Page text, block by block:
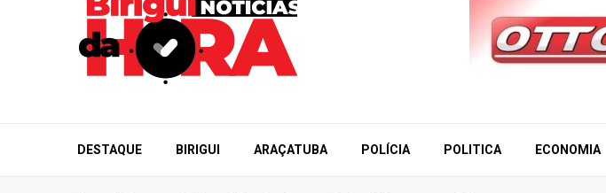
DESTAQUE BIRIGUI ARAÇATUBA POLÍCIA POLITICA ECONOMIA